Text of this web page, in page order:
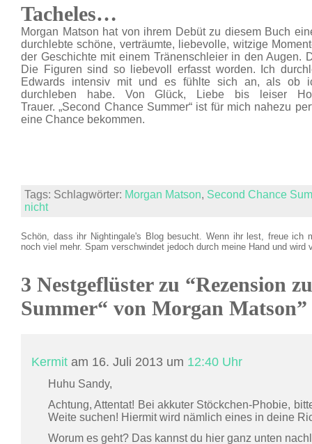
Tacheles…
Morgan Matson hat von ihrem Debüt zu diesem Buch
durchlebte schöne, verträumte, liebevolle, witzige
der Geschichte mit einem Tränenschleier in den Augen.
Die Figuren sind so liebevoll erfasst worden. Ich
Edwards intensiv mit und es fühlte sich an, als ob
durchleben habe. Von Glück, Liebe bis leiser
Trauer. „Second Chance Summer“ ist für mich nahezu
eine Chance bekommen.
Tags: Schlagwörter: Morgan Matson, Second Chance
nicht
Schön, dass ihr Nightingale's Blog besucht. Wenn ihr lest, freue ich
noch viel mehr. Spam verschwindet jedoch durch meine Hand und wird
3 Nestgeflüster zu “Rezension
Summer“ von Morgan Matson”
Kermit am 16. Juli 2013 um 12:40 Uhr
Huhu Sandy,
Achtung, Attentat! Bei akkuter Stöckchen-Phobie,
Weite suchen! Hiermit wird nämlich eines in deine
Worum es geht? Das kannst du hier ganz unten